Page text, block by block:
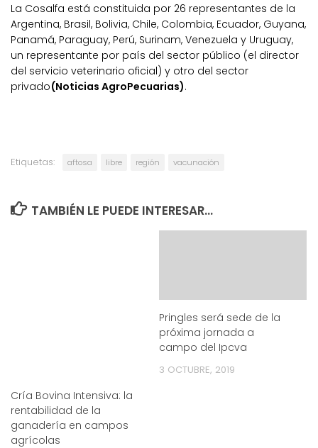
La Cosalfa está constituida por 26 representantes de la
Argentina, Brasil, Bolivia, Chile, Colombia, Ecuador, Guyana,
Panamá, Paraguay, Perú, Surinam, Venezuela y Uruguay,
un representante por país del sector público (el director
del servicio veterinario oficial) y otro del sector
privado(Noticias AgroPecuarias).
Etiquetas: aftosa libre región vacunación
TAMBIÉN LE PUEDE INTERESAR...
Cría Bovina Intensiva: la
rentabilidad de la
ganadería en campos
agrícolas
Pringles será sede de la
próxima jornada a
campo del Ipcva
3 OCTUBRE, 2019